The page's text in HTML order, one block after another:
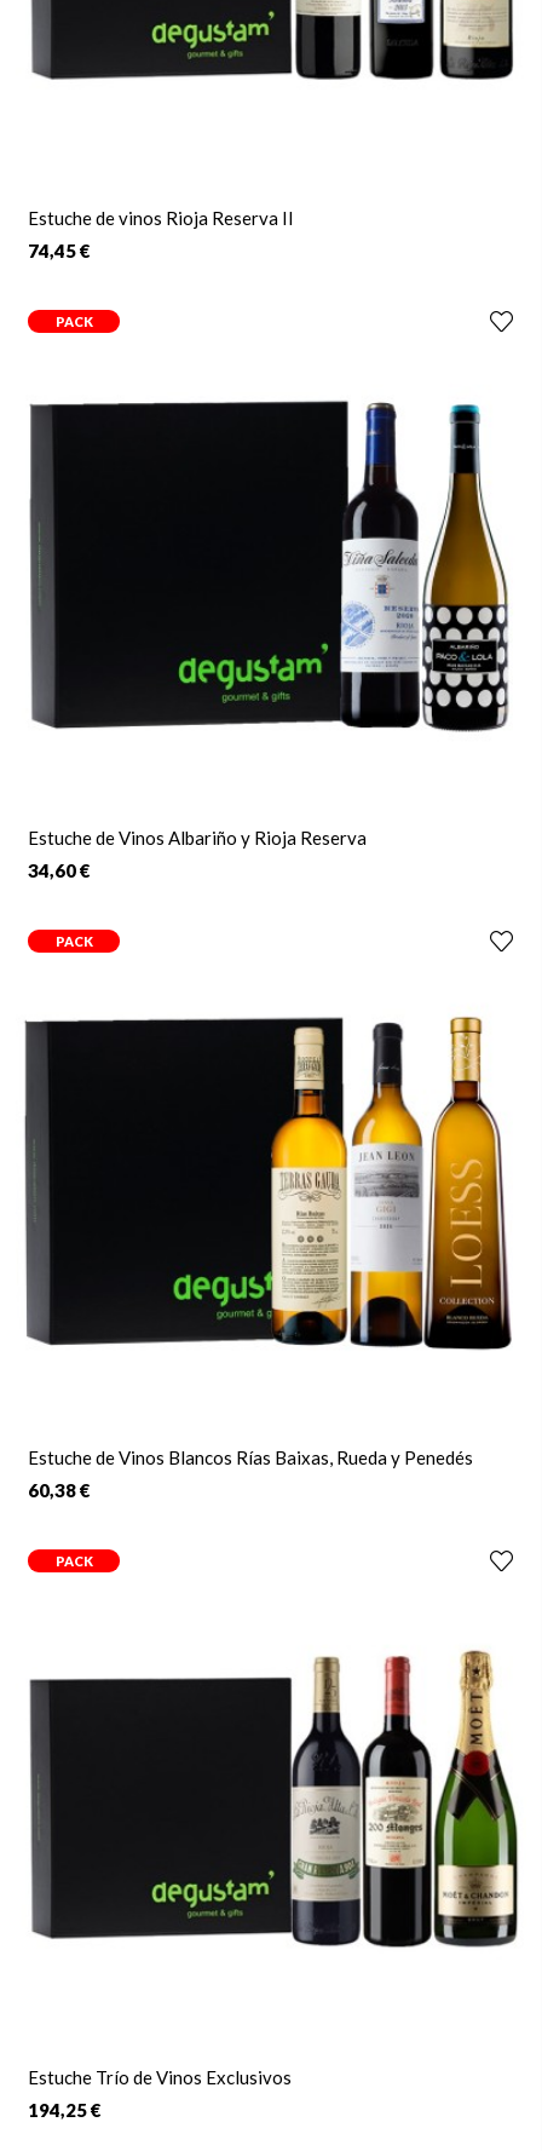
Estuche de vinos Rioja Reserva II
74,45 €
PACK
Estuche de Vinos Albariño y Rioja Reserva
34,60 €
PACK
Estuche de Vinos Blancos Rías Baixas, Rueda y Penedés
60,38 €
PACK
Estuche Trío de Vinos Exclusivos
194,25 €